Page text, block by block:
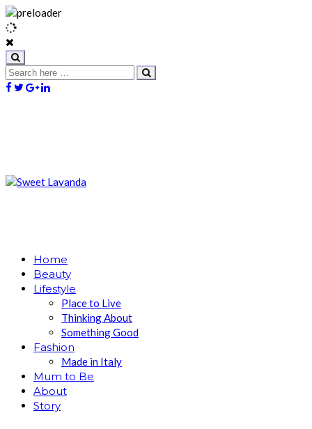
Home
Beauty
Lifestyle
Place to Live
Thinking About
Something Good
Fashion
Made in Italy
Mum to Be
About
Story